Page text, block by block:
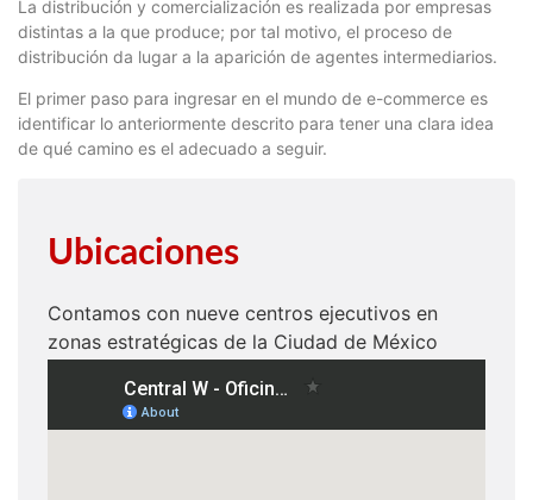
La distribución y comercialización es realizada por empresas
distintas a la que produce; por tal motivo, el proceso de
distribución da lugar a la aparición de agentes intermediarios.
El primer paso para ingresar en el mundo de e-commerce es
identificar lo anteriormente descrito para tener una clara idea
de qué camino es el adecuado a seguir.
Ubicaciones
Contamos con nueve centros ejecutivos en
zonas estratégicas de la Ciudad de México